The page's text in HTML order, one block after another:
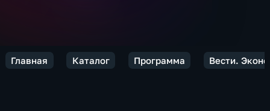
Главная Каталог Программа Вести.